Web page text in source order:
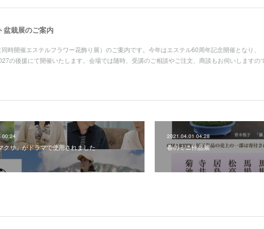
盆栽展のご案内
時開催エステルフラワー花飾り展）のご案内です。今年はエステル60周年記念開催となり、
の後援にて開催いたします。会場では随時、受講のご相談やご注文、商談もお伺いします
00:24
クサ」がドラマで使用されました
2021.04.01 04:28
春のミニ作品展